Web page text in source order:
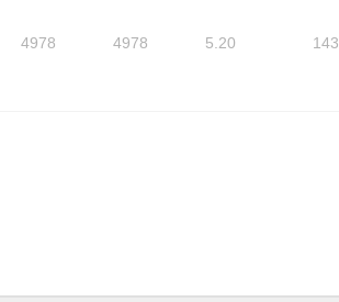
4978 4978 5.20 143